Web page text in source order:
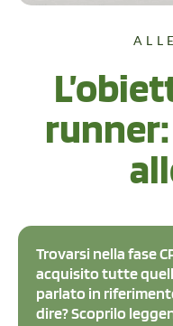
Trovarsi nella fase
acquisito tutte
parlato in
dire? Scoprilo